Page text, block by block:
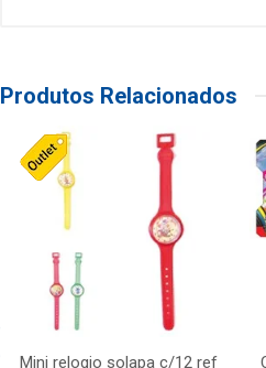
Produtos Relacionados
Mini relogio solapa c/12 ref